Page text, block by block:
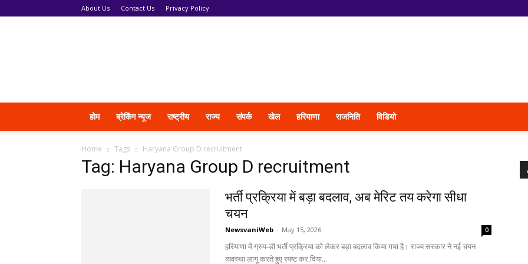
About Us Contact Us Privacy Policy
होम ब्रेकिंग न्यूज राष्ट्रीय राज्य संपर्क खेल हरियाणा राजनिति विडियो
Home Tags Haryana Group D recruitment
Tag: Haryana Group D recruitment
भर्ती प्रक्रिया में बड़ा बदलाव, अब मेरिट तय करेगा सीधा
चयन
NewsvaniWeb - May 15, 2026 0
हरियाणा में ग्रुप-डी भर्ती प्रक्रिया को लेकर बड़ा बदलाव किया गया है। राज्य सरकार ने नई चयन
व्यवस्था लागू करते हुए स्पष्ट कर दिया...